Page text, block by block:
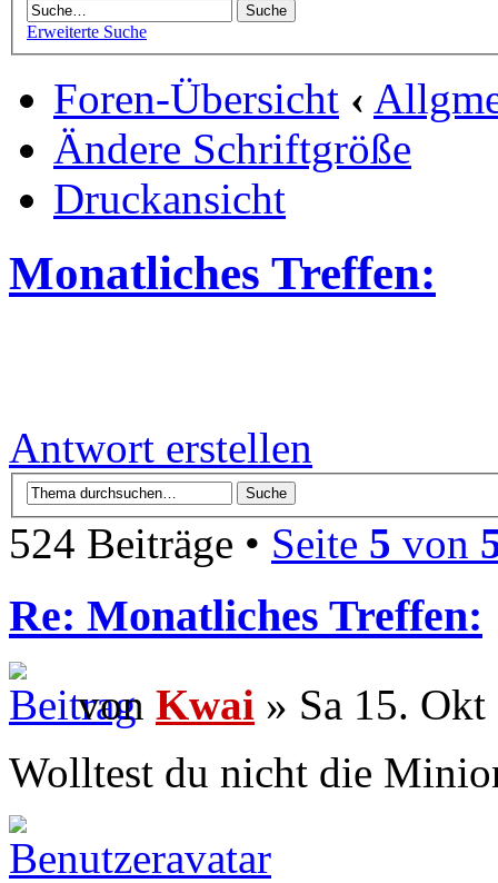
Erweiterte Suche
Foren-Übersicht ‹
Ändere Schriftgröße
Druckansicht
Monatliches Treffen:
Antwort erstellen
524 Beiträge • Seite 5 von
Re: Monatliches Treffen:
von Kwai » Sa 15.
Wolltest du nicht die